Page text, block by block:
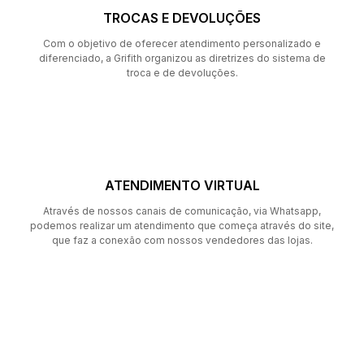
TROCAS E DEVOLUÇÕES
Com o objetivo de oferecer atendimento personalizado e
diferenciado, a Grifith organizou as diretrizes do sistema de
troca e de devoluções.
ATENDIMENTO VIRTUAL
Através de nossos canais de comunicação, via Whatsapp,
podemos realizar um atendimento que começa através do site,
que faz a conexão com nossos vendedores das lojas.